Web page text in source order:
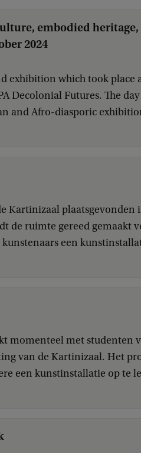
embodied heritage,
2024
exhibition which took place
Decolonial Futures. The day
and Afro-diasporic
Kartinizaal plaatsgevonden
de ruimte gereed gemaakt
een
momenteel met studenten
van de Kartinizaal. Het
een kunstinstallatie op te